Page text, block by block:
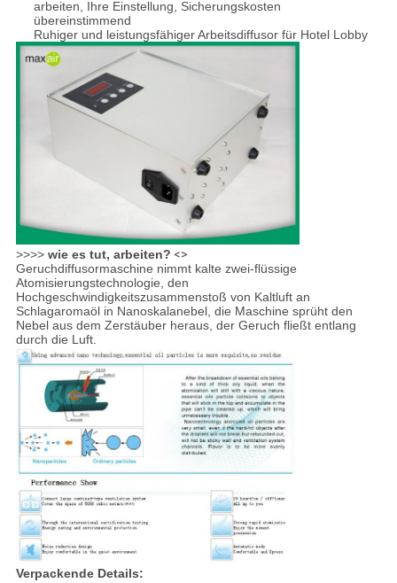
arbeiten, Ihre Einstellung, Sicherungskosten
übereinstimmend
Ruhiger und leistungsfähiger Arbeitsdiffusor für Hotel Lobby
>>>> wie es tut, arbeiten? <>
Geruchdiffusormaschine nimmt kalte zwei-flüssige
Atomisierungstechnologie, den
Hochgeschwindigkeitszusammenstoß von Kaltluft an
Schlagaromaöl in Nanoskalanebel, die Maschine sprüht den
Nebel aus dem Zerstäuber heraus, der Geruch fließt entlang
durch die Luft.
Verpackende Details: